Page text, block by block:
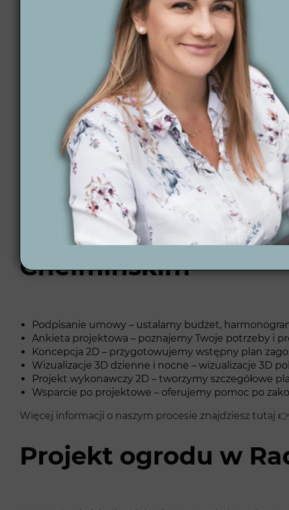
Co nas wyróżnia?
Terminowość i pełna satysfakcja – nasze projekty
Wsparcie na każdym etapie – oferujemy
12 lat doświadczenia – nasza wiedza i
Ponad 300 zrealizowanych projektów – każdy
Współpraca z lokalnymi wykonawcami – w
Projektowanie online – oferujemy projektowanie
Automatyzacja ogrodu – wdrażamy nowoczesne
pielęgnację ogrodu.
Więcej inspiracji znajdziesz na naszym
blogu
Profesjonalny
Chełmińskim
Podpisanie umowy – ustalamy budżet,
Ankieta projektowa – poznajemy Twoje potrzeby i
Koncepcja 2D – przygotowujemy wstępny plan
Wizualizacje 3D dzienne i nocne – wizualizacje 3D
Projekt wykonawczy 2D – tworzymy szczegółowe
Wsparcie po projektowe – oferujemy pomoc po
Więcej informacji o naszym procesie znajdziesz tutaj 👉
Projekt ogrodu w